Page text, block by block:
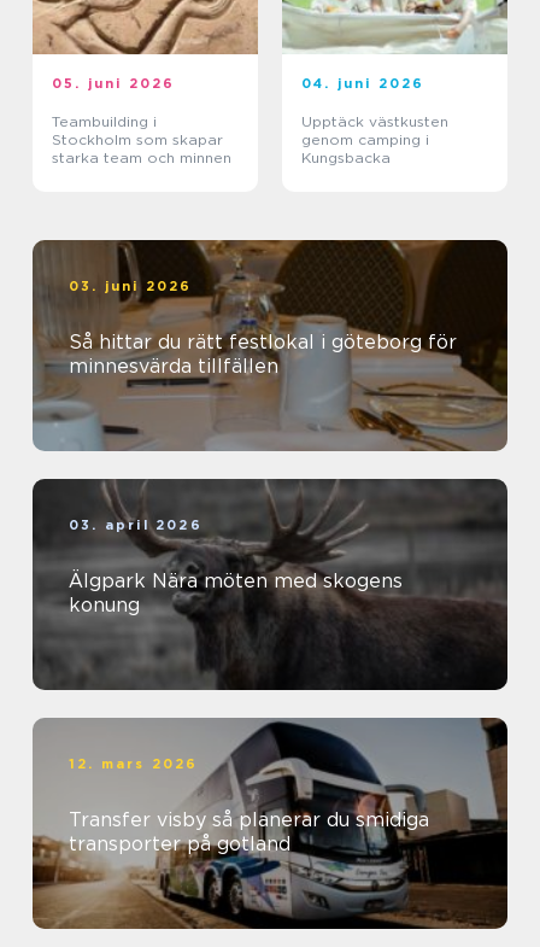
05. juni 2026
Teambuilding i
Stockholm som skapar
starka team och minnen
04. juni 2026
Upptäck västkusten
genom camping i
Kungsbacka
03. juni 2026
Så hittar du rätt festlokal i göteborg för
minnesvärda tillfällen
03. april 2026
Älgpark Nära möten med skogens
konung
12. mars 2026
Transfer visby så planerar du smidiga
transporter på gotland